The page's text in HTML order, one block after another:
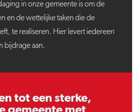
in onze gemeente is om de
en de wettelijke taken die de
te realiseren. Hier levert iedereen
bijdrage aan.
tot een sterke,